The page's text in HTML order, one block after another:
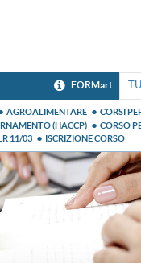
FORMart
AGROALIMENTARE
CORSI
(HACCP)
CORSO
11/03
ISCRIZIONE CORSO